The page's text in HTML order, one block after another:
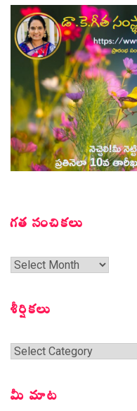
గత సంచికలు
గత
శీర్షికలు
శీర్షికలు
మీ మాట